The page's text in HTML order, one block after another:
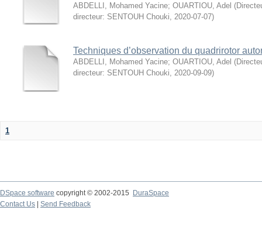
ABDELLI, Mohamed Yacine; OUARTIOU, Adel (
directeur: SENTOUH Chouki, 2020-07-07)
Techniques d’observation du quadrirotor
ABDELLI, Mohamed Yacine; OUARTIOU, Adel (
directeur: SENTOUH Chouki, 2020-09-09)
1
DSpace software copyright © 2002-2015
DuraSpace
Contact Us
Send Feedback